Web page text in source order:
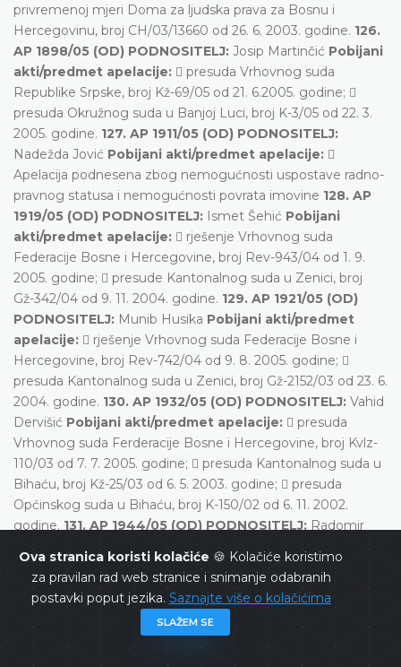
Ova stranica koristi kolačiće 🍪 Kolačiće koristimo
za pravilan rad web stranice i snimanje odabranih
postavki poput jezika. Saznajte više o kolačićima
SLAŽEM SE
privremenoj mjeri Doma za ljudska prava za Bosnu i
Hercegovinu, broj CH/03/13660 od 26. 6. 2003. godine. 126.
AP 1898/05 (OD) PODNOSITELJ: Josip Martinčić Pobijani
akti/predmet apelacije:  presuda Vrhovnog suda
Republike Srpske, broj Kž-69/05 od 21. 6.2005. godine; 
presuda Okružnog suda u Banjoj Luci, broj K-3/05 od 22. 3.
2005. godine. 127. AP 1911/05 (OD) PODNOSITELJ:
Nadežda Jović Pobijani akti/predmet apelacije: 
Apelacija podnesena zbog nemogućnosti uspostave radno-
pravnog statusa i nemogućnosti povrata imovine 128. AP
1919/05 (OD) PODNOSITELJ: Ismet Šehić Pobijani
akti/predmet apelacije:  rješenje Vrhovnog suda
Federacije Bosne i Hercegovine, broj Rev-943/04 od 1. 9.
2005. godine;  presude Kantonalnog suda u Zenici, broj
Gž-342/04 od 9. 11. 2004. godine. 129. AP 1921/05 (OD)
PODNOSITELJ: Munib Husika Pobijani akti/predmet
apelacije:  rješenje Vrhovnog suda Federacije Bosne i
Hercegovine, broj Rev-742/04 od 9. 8. 2005. godine; 
presuda Kantonalnog suda u Zenici, broj Gž-2152/03 od 23. 6.
2004. godine. 130. AP 1932/05 (OD) PODNOSITELJ: Vahid
Dervišić Pobijani akti/predmet apelacije:  presuda
Vrhovnog suda Ferderacije Bosne i Hercegovine, broj Kvlz-
110/03 od 7. 7. 2005. godine;  presuda Kantonalnog suda u
Bihaću, broj Kž-25/03 od 6. 5. 2003. godine;  presuda
Općinskog suda u Bihaću, broj K-150/02 od 6. 11. 2002.
godine. 131. AP 1944/05 (OD) PODNOSITELJ: Radomir
Okružnog suda Banja Luka, broj Gž-2204/03 od 27. 7. 2005.
godine.132. AP 1953/05 (OD) PODNOSITELJ:Tonka Pepić
Pobijani akti/predmet apelacije: presuda Kantonalnog
suda u Tuzli, broj U-119/01 od 30. 1. 2002. godine.